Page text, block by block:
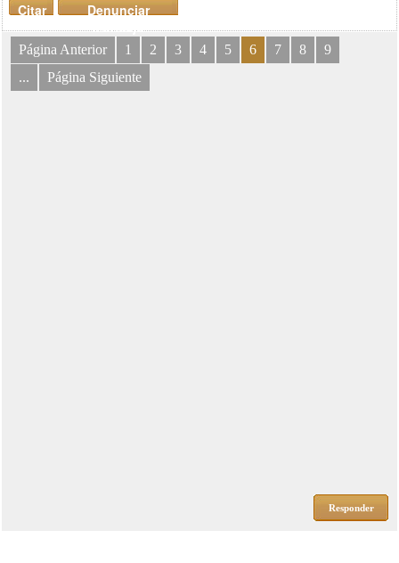
Denunciar
mensaje
Citar
Página Anterior 1 2 3 4 5 6 7 8
9
...
Página Siguiente
Responder